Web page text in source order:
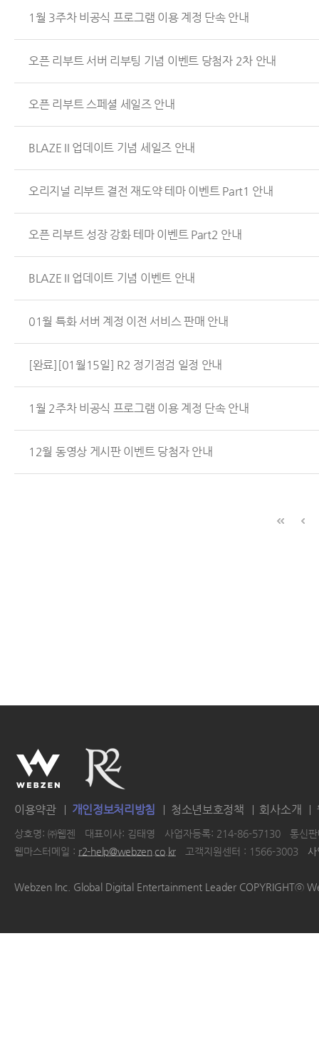
1월 3주차 비공식 프로그램 이용 계정 단속 안내
오픈 리부트 서버 리부팅 기념 이벤트 당첨자 2차 안내
오픈 리부트 스페셜 세일즈 안내
BLAZE II 업데이트 기념 세일즈 안내
오리지널 리부트 결전 재도약 테마 이벤트 Part1 안내
오픈 리부트 성장 강화 테마 이벤트 Part2 안내
BLAZE II 업데이트 기념 이벤트 안내
01월 특화 서버 계정 이전 서비스 판매 안내
[완료][01월15일] R2 정기점검 일정 안내
1월 2주차 비공식 프로그램 이용 계정 단속 안내
12월 동영상 게시판 이벤트 당첨자 안내
이용약관 개인정보처리방침 청소년보호정책 회사소개
상호명: ㈜웹젠 대표이사: 김태영 사업자등록: 214-86-57130
통신
웹마스터메일 : r2-help@webzen.co.kr 고객지원센터 : 1566-3003
Webzen Inc. Global Digital Entertainment Leader COPYRIGHTⓒ